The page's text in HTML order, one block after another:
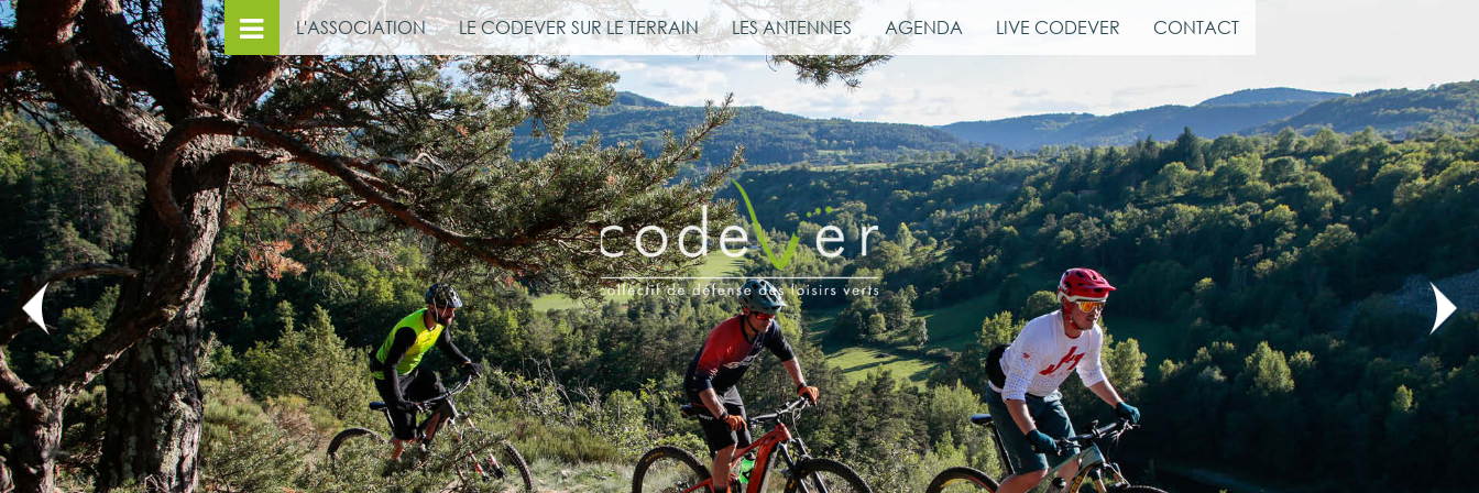
L'ASSOCIATION LE CODEVER SUR LE TERRAIN LES ANTENNES AGENDA LIVE CODEVER CONTACT